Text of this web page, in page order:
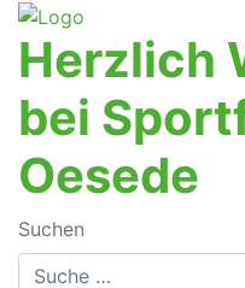
Herzlich
bei
Oesede
Suchen